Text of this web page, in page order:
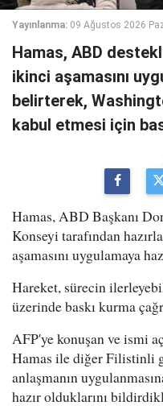
Yayınlanma: 09 Ağustos 2026
Hamas, ABD
ikinci aşamasını
belirterek,
kabul etmesi için
Hamas, ABD Başkanı
Konseyi tarafından
aşamasını uygulamaya
Hareket, sürecin
üzerinde baskı kurma
AFP'ye konuşan ve ismi
Hamas ile diğer Filistinli
anlaşmanın
hazır olduklarını